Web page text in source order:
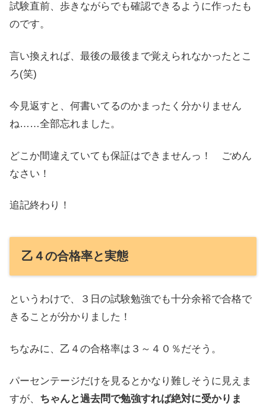
試験直前、歩きながらでも確認できるように作ったも
のです。
言い換えれば、最後の最後まで覚えられなかったとこ
ろ(笑)
今見返すと、何書いてるのかまったく分かりません
ね……全部忘れました。
どこか間違えていても保証はできませんっ！ ごめん
なさい！
追記終わり！
乙４の合格率と実態
というわけで、３日の試験勉強でも十分余裕で合格で
きることが分かりました！
ちなみに、乙４の合格率は３～４０％だそう。
パーセンテージだけを見るとかなり難しそうに見えま
すが、 ちゃんと過去問で勉強すれば絶対に受かりま